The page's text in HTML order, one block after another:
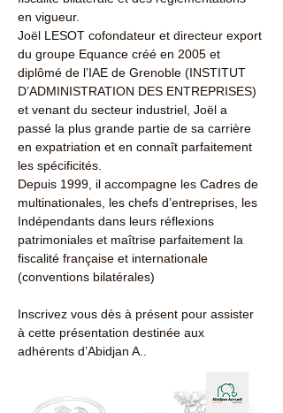
en vigueur.
Joël LESOT cofondateur et directeur export
du groupe Equance créé en 2005 et
diplômé de l’IAE de Grenoble (INSTITUT
D’ADMINISTRATION DES ENTREPRISES)
et venant du secteur industriel, Joël a
passé la plus grande partie de sa carrière
en expatriation et en connaît parfaitement
les spécificités.
Depuis 1999, il accompagne les Cadres de
multinationales, les chefs d’entreprises, les
Indépendants dans leurs réflexions
patrimoniales et maîtrise parfaitement la
fiscalité française et internationale
(conventions bilatérales)
Inscrivez vous dès à présent pour assister
à cette présentation destinée aux
adhérents d’Abidjan A..